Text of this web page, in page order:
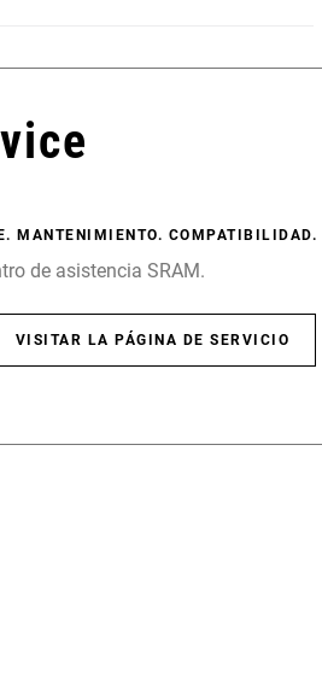
MANTENIMIENTO. COMPATIBILIDAD.
de asistencia SRAM.
VISITAR LA PÁGINA DE SERVICIO